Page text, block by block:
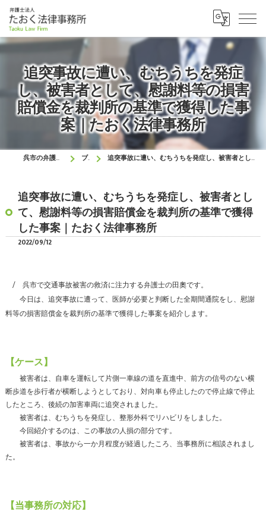
追突事故に遭い、むちうちを発症
し、被害者として、慰謝料等の損害
賠償金を裁判所の基準で獲得した事
案｜たおく法律事務所
呉市の弁護士はたおく法律事務所 ブログ 追突事故に遭い、むちうちを発症し、被害者として、慰謝料等の損害賠償金を裁判所の基準で獲得した事案｜たおく法律事務所
追突事故に遭い、むちうちを発症し、被害者とし
て、慰謝料等の損害賠償金を裁判所の基準で獲得
した事案｜たおく法律事務所
2022/09/12
呉市で交通事故被害の救済に注力する弁護士の田奧です。
今日は、追突事故に遭って、医師が必要と判断した全期間通院をし、慰謝
料等の損害賠償金を裁判所の基準で獲得した事案を紹介します。
【ケース】
被害者は、自車を運転して片側一車線の道を直進中、前方の信号のない横
断歩道を歩行者が横断しようとしており、対向車も停止したので停止線で停止
したところ、後続の加害車両に追突されました。
被害者は、むちうちを発症し、整形外科でリハビリをしました。
今回紹介するのは、この事故の人損の部分です。
被害者は、事故から一か月程度が経過したころ、当事務所に相談されまし
た。
【当事務所の対応】